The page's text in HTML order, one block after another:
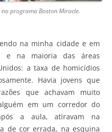
programa Boston Miracle.
na minha cidade e em
e na maioria das áreas
a taxa de homicídios
Havia jovens que
que achavam muito
em um corredor do
a aula, atiravam na
de cor errada, na esquina